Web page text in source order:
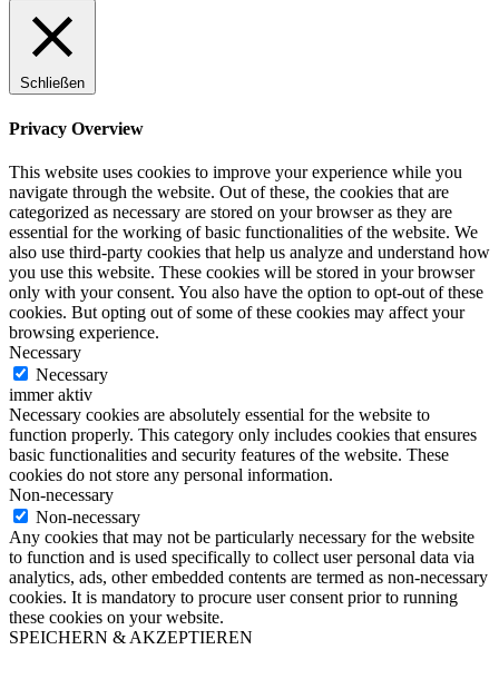
Schließen
Privacy Overview
This website uses cookies to improve your experience while you
navigate through the website. Out of these, the cookies that are
categorized as necessary are stored on your browser as they are
essential for the working of basic functionalities of the website. We
also use third-party cookies that help us analyze and understand how
you use this website. These cookies will be stored in your browser
only with your consent. You also have the option to opt-out of these
cookies. But opting out of some of these cookies may affect your
browsing experience.
Necessary
Necessary
immer aktiv
Necessary cookies are absolutely essential for the website to
function properly. This category only includes cookies that ensures
basic functionalities and security features of the website. These
cookies do not store any personal information.
Non-necessary
Non-necessary
Any cookies that may not be particularly necessary for the website
to function and is used specifically to collect user personal data via
analytics, ads, other embedded contents are termed as non-necessary
cookies. It is mandatory to procure user consent prior to running
these cookies on your website.
SPEICHERN & AKZEPTIEREN